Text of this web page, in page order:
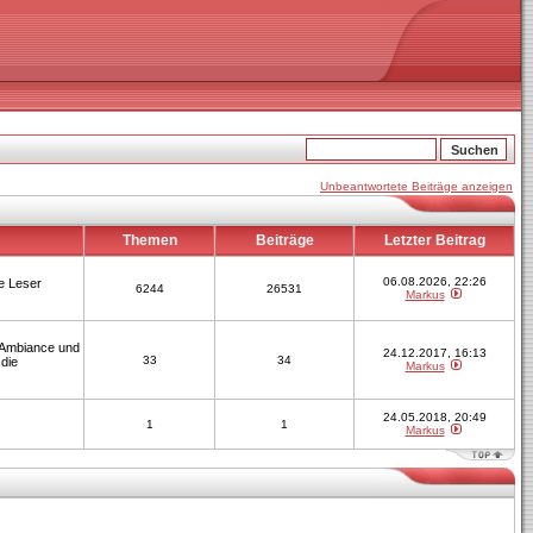
Unbeantwortete Beiträge anzeigen
Themen Beiträge Letzter Beitrag
Leser 6244 26531
06.08.2026, 22:26
Markus
und
33 34
24.12.2017, 16:13
Markus
1 1
24.05.2018, 20:49
Markus